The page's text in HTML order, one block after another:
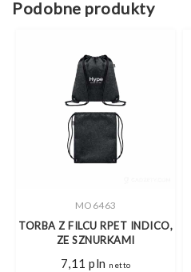
Podobne produkty
MO6463
TORBA Z FILCU RPET INDICO,
ZE SZNURKAMI
7,11 pln netto